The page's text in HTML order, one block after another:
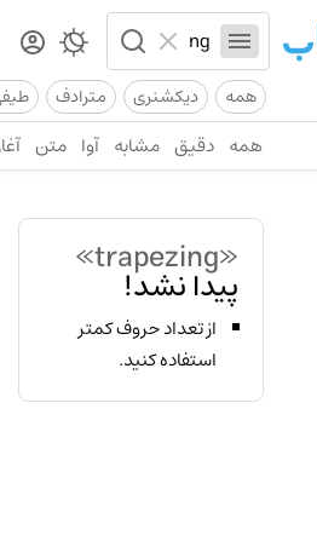
همه دیکشنری مترادف
همه دقیق مشابه آوا متن
«trapezing»
پیدا نشد!
از تعداد حروف کمتر
استفاده کنید.